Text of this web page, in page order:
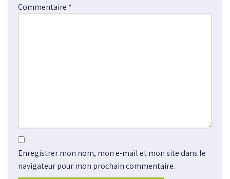
Commentaire *
Enregistrer mon nom, mon e-mail et mon site dans le
navigateur pour mon prochain commentaire.